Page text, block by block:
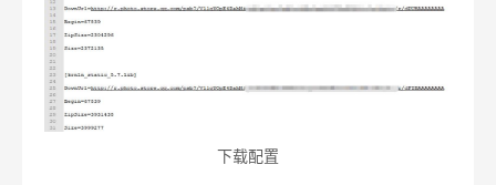
下载配置